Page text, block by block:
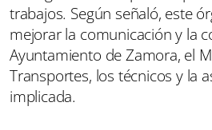
trabajos. Según señaló, este
mejorar la comunicación y la
Ayuntamiento de Zamora, el
Transportes, los técnicos y la
implicada.